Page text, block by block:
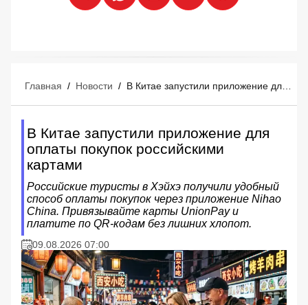
Главная / Новости /
В Китае запустили приложение для
оплаты покупок российскими
картами
Российские туристы в Хэйхэ получили удобный
способ оплаты покупок через приложение Nihao
China. Привязывайте карты UnionPay и
платите по QR-кодам без лишних хлопот.
09.08.2026 07:00